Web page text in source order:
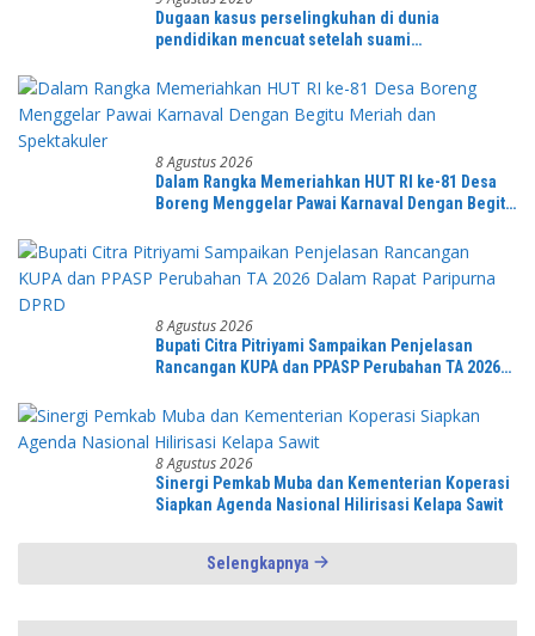
Dugaan kasus perselingkuhan di dunia
pendidikan mencuat setelah suami
8 Agustus 2026
Dalam Rangka Memeriahkan HUT RI ke-81 Desa
Boreng Menggelar Pawai Karnaval Dengan Begitu
8 Agustus 2026
Bupati Citra Pitriyami Sampaikan Penjelasan
Rancangan KUPA dan PPASP Perubahan TA 2026
8 Agustus 2026
Sinergi Pemkab Muba dan Kementerian Koperasi
Siapkan Agenda Nasional Hilirisasi Kelapa Sawit
Selengkapnya